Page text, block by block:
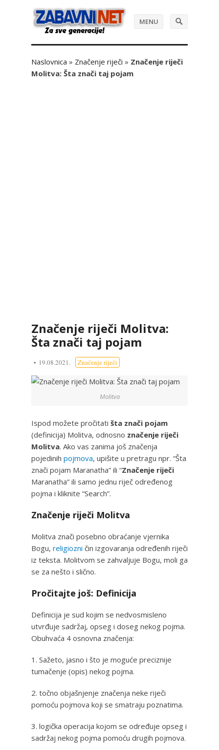
MENU
Naslovnica » Značenje riječi » Značenje riječi
Molitva: Šta znači taj pojam
Značenje riječi Molitva:
Šta znači taj pojam
19.08.2021. Značenje riječi
Molitva
Ispod možete pročitati šta znači pojam
(definicija) Molitva, odnosno značenje riječi
Molitva. Ako vas zanima još značenja
pojedinih pojmova, upišite u pretragu npr. “Šta
znači pojam Maranatha” ili “Značenje riječi
Maranatha” ili samo jednu riječ određenog
pojma i kliknite “Search”.
Značenje riječi Molitva
Molitva znači posebno obraćanje vjernika
Bogu, religiozni čin izgovaranja određenih riječi
iz teksta. Molitvom se zahvaljuje Bogu, moli ga
se za nešto i slično.
Pročitajte još: Definicija
Definicija je sud kojim se nedvosmisleno
utvrđuje sadržaj, opseg i doseg nekog pojma.
Obuhvaća 4 osnovna značenja:
1. Sažeto, jasno i što je moguće preciznije
tumačenje (opis) nekog pojma.
2. točno objašnjenje značenja neke riječi
pomoću pojmova koji se smatraju poznatima.
3. logička operacija kojom se određuje opseg i
sadržaj nekog pojma pomoću drugih pojmova.